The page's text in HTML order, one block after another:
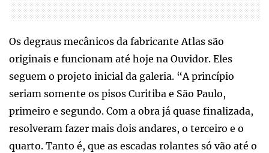
Os degraus mecânicos da fabricante Atlas são
originais e funcionam até hoje na Ouvidor. Eles
seguem o projeto inicial da galeria. “A princípio
seriam somente os pisos Curitiba e São Paulo,
primeiro e segundo. Com a obra já quase finalizada,
resolveram fazer mais dois andares, o terceiro e o
quarto. Tanto é, que as escadas rolantes só vão até o